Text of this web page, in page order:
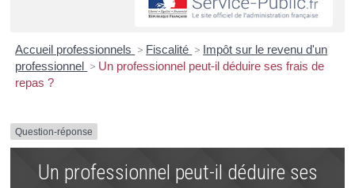
Accueil professionnels > Fiscalité > Impôt sur le revenu d'un
professionnel > Un professionnel peut-il déduire ses frais de
repas ?
Question-réponse
Un professionnel peut-il déduire ses